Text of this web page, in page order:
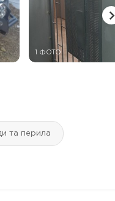
1 ФОТО
та перила